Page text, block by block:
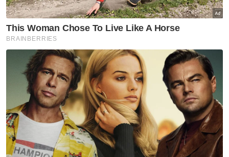
Warga emas rugi hampir RM1 juta diperdaya 'phone
scam'
Pengurus syarikat rugi RM1.63 juta terpedaya
pelaburan kripto tidak wujud
Serah kad ATM, pesara kerajaan rugi lebih RM1 juta
Muat turun aplikasi Sinar Harian. Klik di sini!
Scammer